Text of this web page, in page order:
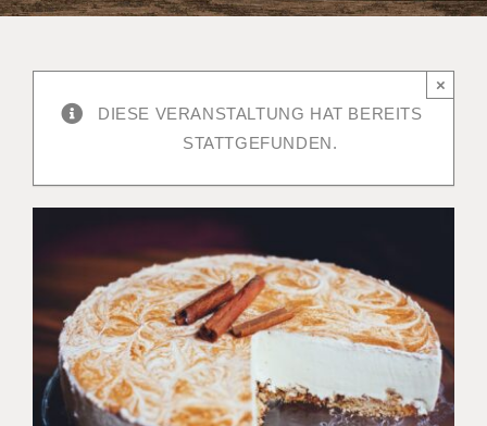
DIESE VERANSTALTUNG HAT BEREITS
STATTGEFUNDEN.
×